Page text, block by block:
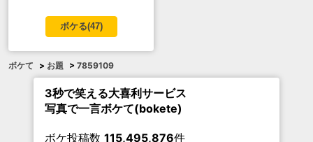
ボケる(47)
ボケて > お題 > 7859109
3秒で笑える大喜利サービス
写真で一言ボケて(bokete)
ボケ投稿数 115,495,876件